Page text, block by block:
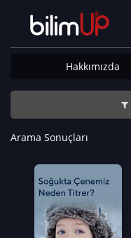
Hakkımızda
Arama Sonuçları